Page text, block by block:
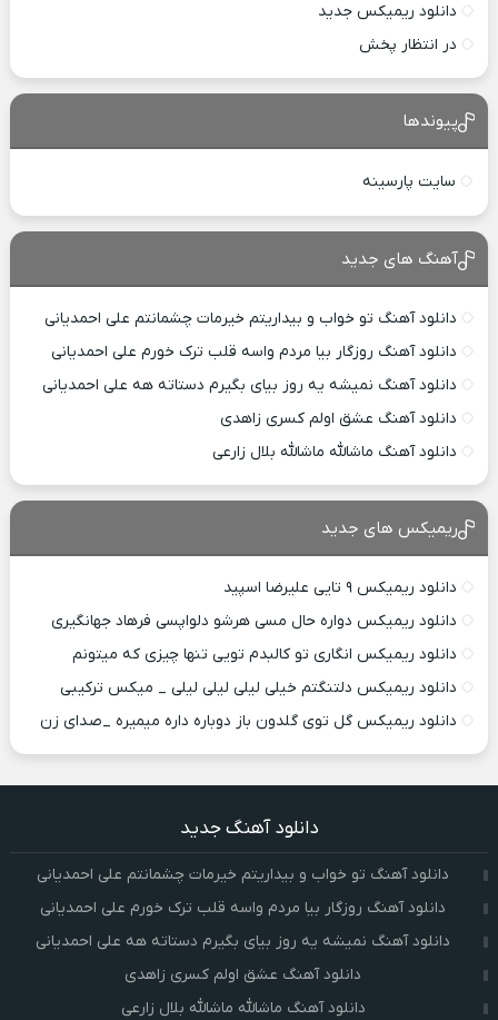
دانلود ریمیکس جدید
در انتظار پخش
پیوندها
سایت پارسینه
آهنگ های جدید
دانلود آهنگ تو خواب و بیداریتم خیرمات چشمانتم علی احمدیانی
دانلود آهنگ روزگار بیا مردم واسه قلب ترک خورم علی احمدیانی
دانلود آهنگ نمیشه یه روز بیای بگیرم دستاته هه علی احمدیانی
دانلود آهنگ عشق اولم کسری زاهدی
دانلود آهنگ ماشالله ماشالله بلال زارعی
ریمیکس های جدید
دانلود ریمیکس ۹ تایی علیرضا اسپید
دانلود ریمیکس دواره حال مسی هرشو دلواپسی فرهاد جهانگیری
دانلود ریمیکس انگاری تو کالبدم تویی تنها چیزی که میتونم
دانلود ریمیکس دلتنگتم خیلی لیلی لیلی لیلی _ میکس ترکیبی
دانلود ریمیکس گل توی گلدون باز دوباره داره میمیره _صدای زن
دانلود آهنگ جدید
دانلود آهنگ تو خواب و بیداریتم خیرمات چشمانتم علی احمدیانی
دانلود آهنگ روزگار بیا مردم واسه قلب ترک خورم علی احمدیانی
دانلود آهنگ نمیشه یه روز بیای بگیرم دستاته هه علی احمدیانی
دانلود آهنگ عشق اولم کسری زاهدی
دانلود آهنگ ماشالله ماشالله بلال زارعی